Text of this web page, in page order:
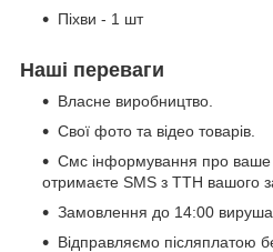
Піхви - 1 шт
Наші переваги
Власне виробництво.
Свої фото та відео товарів.
Смс інформування про
отримаєте SMS з ТТН вашого
Замовлення до 14:00
Відправляємо післяплатою